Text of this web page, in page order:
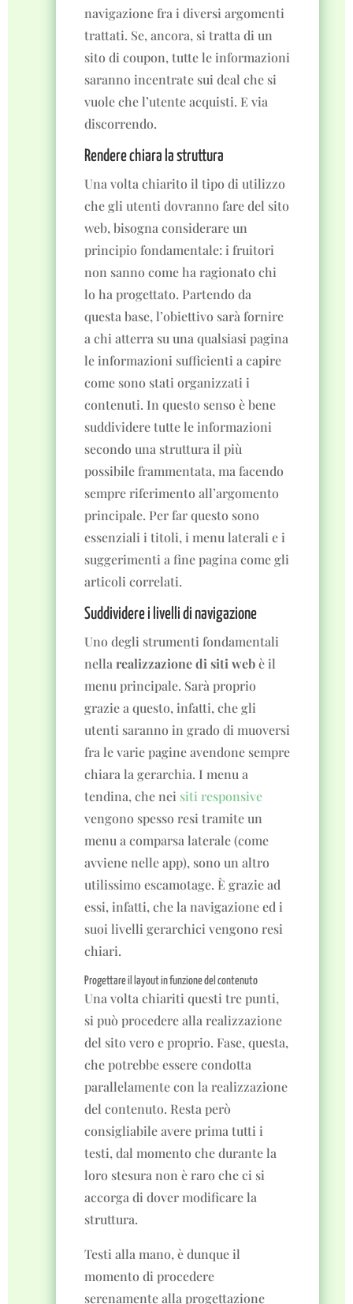
navigazione fra i diversi argomenti
trattati. Se, ancora, si tratta di un
sito di coupon, tutte le informazioni
saranno incentrate sui deal che si
vuole che l’utente acquisti. E via
discorrendo.
Rendere chiara la struttura
Una volta chiarito il tipo di utilizzo
che gli utenti dovranno fare del sito
web, bisogna considerare un
principio fondamentale: i fruitori
non sanno come ha ragionato chi
lo ha progettato. Partendo da
questa base, l’obiettivo sarà fornire
a chi atterra su una qualsiasi pagina
le informazioni sufficienti a capire
come sono stati organizzati i
contenuti. In questo senso è bene
suddividere tutte le informazioni
secondo una struttura il più
possibile frammentata, ma facendo
sempre riferimento all’argomento
principale. Per far questo sono
essenziali i titoli, i menu laterali e i
suggerimenti a fine pagina come gli
articoli correlati.
Suddividere i livelli di navigazione
Uno degli strumenti fondamentali
nellarealizzazione di siti webè il
menu principale. Sarà proprio
grazie a questo, infatti, che gli
utenti saranno in grado di muoversi
fra le varie pagine avendone sempre
chiara la gerarchia. I menu a
tendina, che nei siti responsive
vengono spesso resi tramite un
menu a comparsa laterale (come
avviene nelle app), sono un altro
utilissimo escamotage. È grazie ad
essi, infatti, che la navigazione ed i
suoi livelli gerarchici vengono resi
chiari.
Progettare il layout in funzione del contenuto
Una volta chiariti questi tre punti,
si può procedere alla realizzazione
del sito vero e proprio. Fase, questa,
che potrebbe essere condotta
parallelamente con la realizzazione
del contenuto. Resta però
consigliabile avere prima tutti i
testi, dal momento che durante la
loro stesura non è raro che ci si
accorga di dover modificare la
struttura.
Testi alla mano, è dunque il
momento di procedere
serenamente alla progettazione